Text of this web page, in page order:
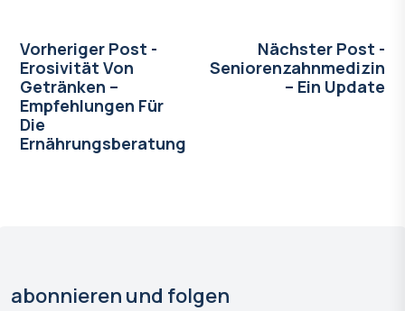
Vorheriger Post -
Erosivität Von
Getränken –
Empfehlungen Für
Die
Ernährungsberatung
Nächster Post -
Seniorenzahnmedizin
– Ein Update
abonnieren und folgen